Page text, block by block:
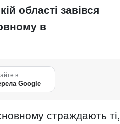
області завівся
в
в
Google
страждають ті,